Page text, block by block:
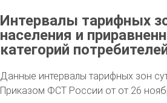
Интервалы тарифных
населения и
категорий
Данные интервалы тарифных зон
Приказом ФСТ России от от 26